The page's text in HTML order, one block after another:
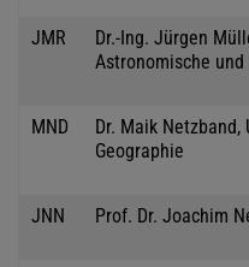
JMR
Dr.-Ing. Jürgen
Astronomische
MND
Dr. Maik
Geographie
JNN Prof. Dr. Joachim